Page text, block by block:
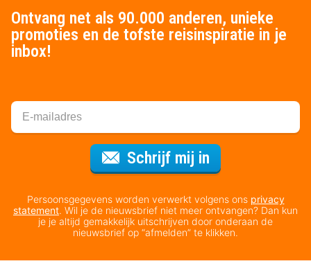
Ontvang net als 90.000 anderen, unieke
promoties en de tofste reisinspiratie in je
inbox!
Schrijf mij in
Persoonsgegevens worden verwerkt volgens ons privacy
statement. Wil je de nieuwsbrief niet meer ontvangen? Dan kun
je je altijd gemakkelijk uitschrijven door onderaan de
nieuwsbrief op “afmelden” te klikken.